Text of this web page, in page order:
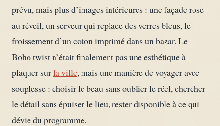
prévu, mais plus d’images intérieures : une façade rose
au réveil, un serveur qui replace des verres bleus, le
froissement d’un coton imprimé dans un bazar. Le
Boho twist n’était finalement pas une esthétique à
plaquer surla ville, mais une manière de voyager avec
souplesse : choisir le beau sans oublier le réel, chercher
le détail sans épuiser le lieu, rester disponible à ce qui
dévie du programme.